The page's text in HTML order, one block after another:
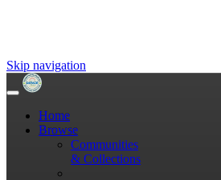
Skip navigation
Home
Browse
Communities
& Collections